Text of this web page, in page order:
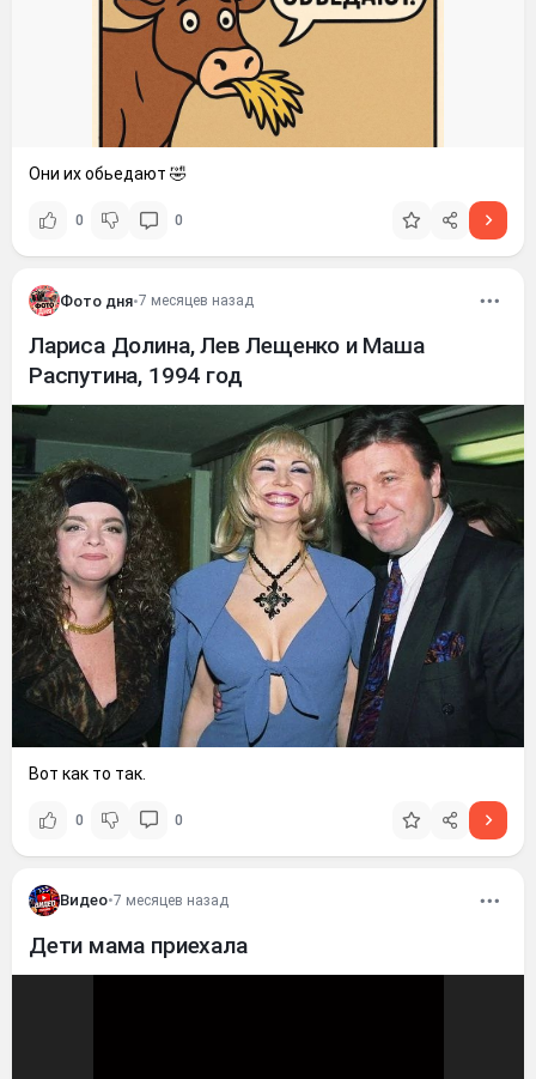
Они их обьедают 🤣
0 0
Фото дня•7 месяцев назад
Лариса Долина, Лев Лещенко и Маша
Распутина, 1994 год
Вот как то так.
0 0
Видео•7 месяцев назад
Дети мама приехала